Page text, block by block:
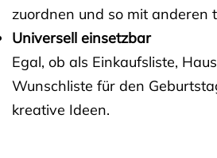
zuordnen und so mit anderen
Universell einsetzbar
Egal, ob als Einkaufsliste,
Wunschliste für den
kreative Ideen.